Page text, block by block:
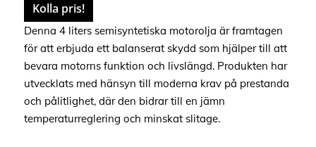
Kolla pris!
Denna 4 liters semisyntetiska motorolja är framtagen
för att erbjuda ett balanserat skydd som hjälper till att
bevara motorns funktion och livslängd. Produkten har
utvecklats med hänsyn till moderna krav på prestanda
och pålitlighet, där den bidrar till en jämn
temperaturreglering och minskat slitage.